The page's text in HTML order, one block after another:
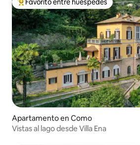
Favorito entre huéspedes preferido
Favorito entre huéspedes
Apartamento en Como
Vistas al lago desde Villa Ena